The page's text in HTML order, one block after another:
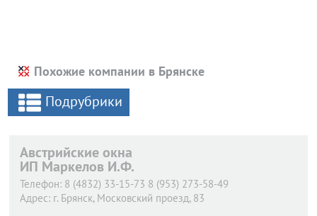
Похожие компании в Брянске
Подрубрики
Австрийские окна
ИП Маркелов И.Ф.
Телефон: 8 (4832) 33-15-73 8 (953) 273-58-49
Адрес: г. Брянск, Московский проезд, 83